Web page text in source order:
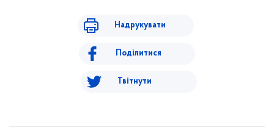
Надрукувати
Поділитися
Твітнути